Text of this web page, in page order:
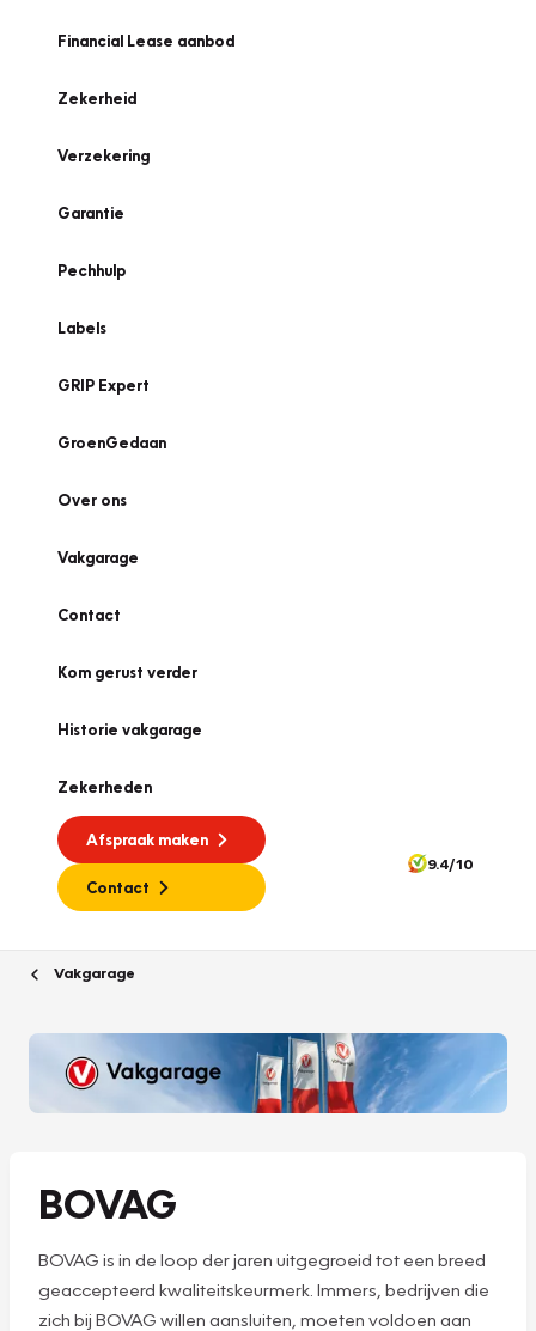
Financial Lease aanbod
Zekerheid
Verzekering
Garantie
Pechhulp
Labels
GRIP Expert
GroenGedaan
Over ons
Vakgarage
Contact
Kom gerust verder
Historie vakgarage
Zekerheden
Afspraak maken
Contact
9.4/10
Vakgarage
BOVAG
BOVAG is in de loop der jaren uitgegroeid tot een breed
geaccepteerd kwaliteitskeurmerk. Immers, bedrijven die
zich bij BOVAG willen aansluiten, moeten voldoen aan